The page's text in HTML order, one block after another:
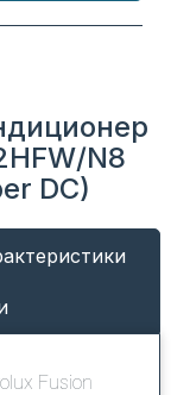
N8
DC)
Fusion